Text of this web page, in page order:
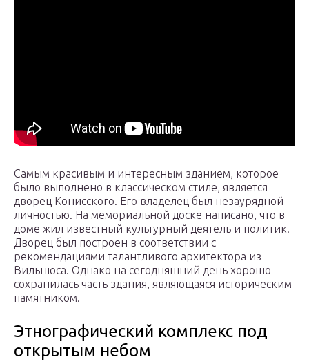
Самым красивым и интересным зданием, которое
было выполнено в классическом стиле, является
дворец Конисского. Его владелец был незаурядной
личностью. На мемориальной доске написано, что в
доме жил известный культурный деятель и политик.
Дворец был построен в соответствии с
рекомендациями талантливого архитектора из
Вильнюса. Однако на сегодняшний день хорошо
сохранилась часть здания, являющаяся историческим
памятником.
Этнографический комплекс под
открытым небом